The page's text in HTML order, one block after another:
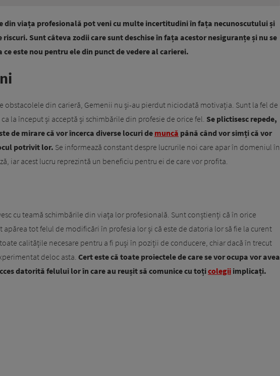
din viața profesională pot veni cu multe incertitudini în fața necunoscutului și
riscuri. Sunt câteva zodii care sunt deschise în fața acestor nesiguranțe și nu se
ce este nou pentru ele din punct de vedere al carierei.
obstacolele din carieră, Gemenii nu și-au pierdut niciodată motivația. Sunt la fel de
la început și acceptă și schimbările din profesie de orice fel. Se plictisesc repede,
de mirare că vor încerca diverse locuri de muncă până când vor simți că vor
potrivit lor. Se informează constant despre lucrurile noi care apar în domeniul în
iar acest lucru reprezintă un beneficiu pentru ei de care vor profita.
cu teamă schimbările din viața lor profesională. Sunt conștienți că în orice
tot felul de modificări în profesia lor și că este de datoria lor să fie la curent
calitățile necesare pentru a fi puși în poziții de conducere, chiar dacă în trecut
deloc asta. Cert este că toate proiectele de care se vor ocupa vor avea
datorită felului lor în care au reușit să comunice cu toțicolegii implicați.